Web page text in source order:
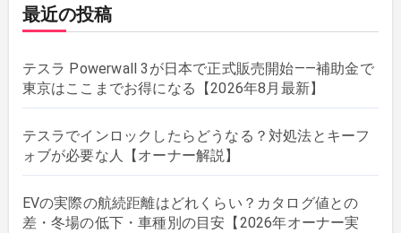
最近の投稿
テスラ Powerwall 3が日本で正式販売開始——補助金で
東京はここまでお得になる【2026年8月最新】
テスラでインロックしたらどうなる？対処法とキーフ
ォブが必要な人【オーナー解説】
EVの実際の航続距離はどれくらい？カタログ値との
差・冬場の低下・車種別の目安【2026年オーナー実